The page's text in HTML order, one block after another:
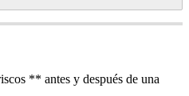
** antes y después de una